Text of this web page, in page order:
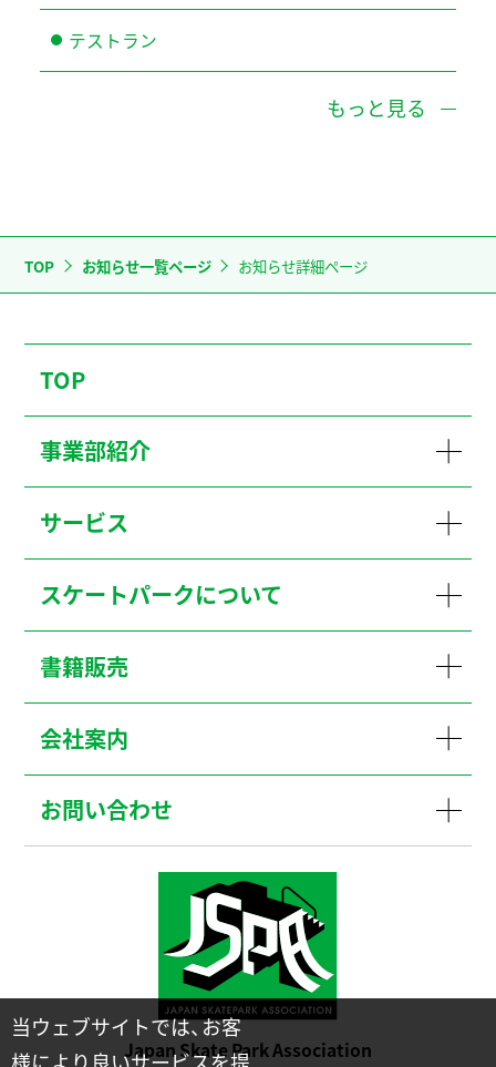
テストラン
もっと見る
TOP お知らせ一覧ページ お知らせ詳細ページ
Japan Skate Park Association
TOP
事業部紹介
サービス
スケートパークについて
書籍販売
会社案内
お問い合わせ
当ウェブサイトでは、お客